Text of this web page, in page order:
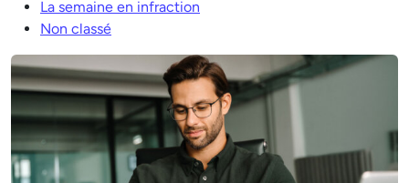
La semaine en infraction
Non classé